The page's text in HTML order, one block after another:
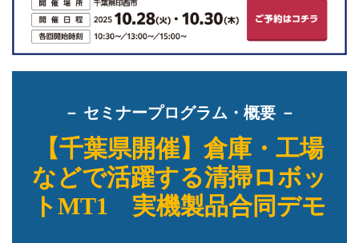
－ セミナープログラム・概要 －
【千葉県開催】倉庫・工場
などで活躍する清掃ロボッ
トMT1 実機製品合同デモ